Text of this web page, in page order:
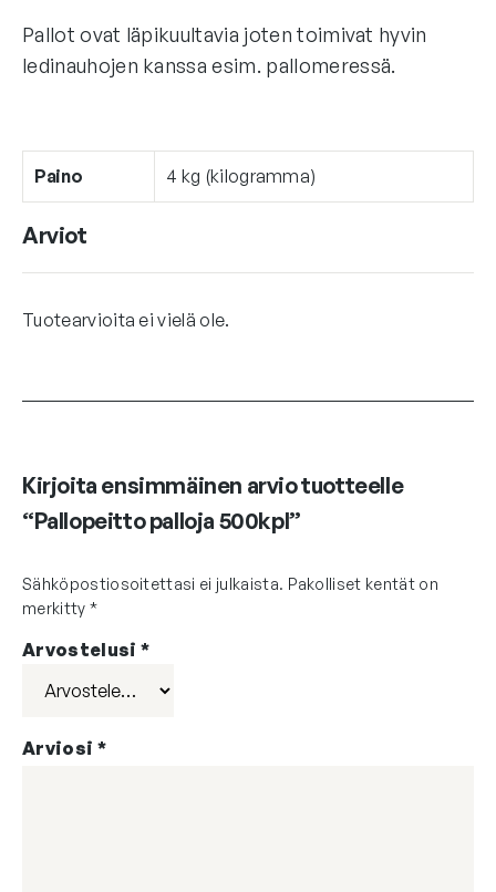
Pallot ovat läpikuultavia joten toimivat hyvin
ledinauhojen kanssa esim. pallomeressä.
Paino 4 kg (kilogramma)
Arviot
Tuotearvioita ei vielä ole.
Kirjoita ensimmäinen arvio tuotteelle
“Pallopeitto palloja 500kpl”
Sähköpostiosoitettasi ei julkaista. Pakolliset kentät on
merkitty *
Arvostelusi *
Arviosi *